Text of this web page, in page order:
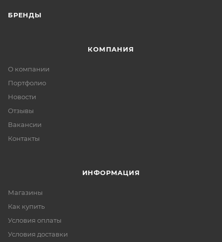
БРЕНДЫ
КОМПАНИЯ
О компании
Портфолио
Новости
Отзывы
Вакансии
Контакты
ИНФОРМАЦИЯ
Магазины
Как купить
Условия оплаты
Условия доставки